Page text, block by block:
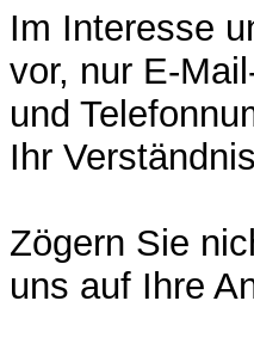
Im Interesse
vor, nur E-
und
Ihr
Zögern Sie
uns auf Ihre